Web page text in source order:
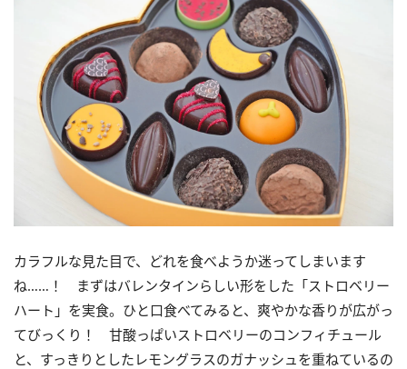
カラフルな見た目で、どれを食べようか迷ってしまいます
ね……！ まずはバレンタインらしい形をした「ストロベリー
ハート」を実食。ひと口食べてみると、爽やかな香りが広がっ
てびっくり！ 甘酸っぱいストロベリーのコンフィチュール
と、すっきりとしたレモングラスのガナッシュを重ねているの